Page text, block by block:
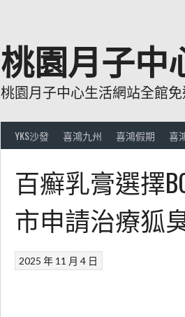
桃園月子中
桃園月子中心生活網站全館
YKS沙發 喜鴻九州 喜鴻假期 喜
百癬乳膏選擇
市申請治療狐
2025 年 11 月 4 日